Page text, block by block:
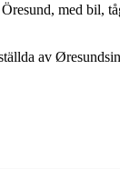
med
av